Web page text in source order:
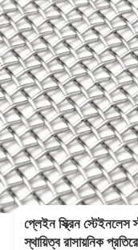
প্লেইন স্ক্রিন
স্থায়িত্ব রাসায়নিক